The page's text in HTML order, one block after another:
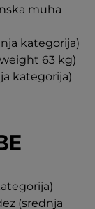
muha
kategorija)
63 kg)
kategorija)
(srednja